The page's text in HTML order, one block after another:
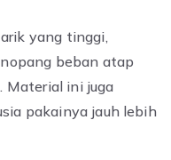
yang tinggi,
beban atap
Material ini juga
pakainya jauh lebih